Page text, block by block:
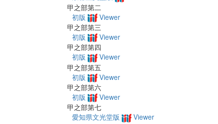
甲之部第二
初版
Viewer
甲之部第三
初版
Viewer
甲之部第四
初版
Viewer
甲之部第五
初版
Viewer
甲之部第六
初版
Viewer
甲之部第七
愛知県文光堂版
Viewer